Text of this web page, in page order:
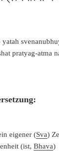
pratyag-atma
eigener (Sva)
(ist,Bhava)